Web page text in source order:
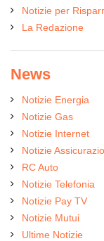
Notizie per
La Redazione
News
Notizie Energia
Notizie Gas
Notizie Internet
Notizie
RC Auto
Notizie Telefonia
Notizie Pay TV
Notizie Mutui
Ultime Notizie